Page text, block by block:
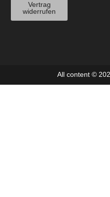
Vertrag
widerrufen
All content ©